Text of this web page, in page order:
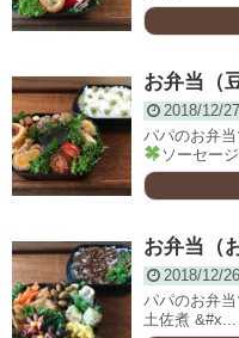
お弁当（
2018/12/27
パパのお弁
ソーセージ
お弁当（
2018/12/26
パパのお弁
土佐煮 &#x...